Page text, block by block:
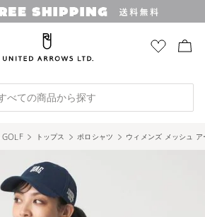
べての商品から探す
GOLF トップス ポロシャツ ウィメンズ メッシュ